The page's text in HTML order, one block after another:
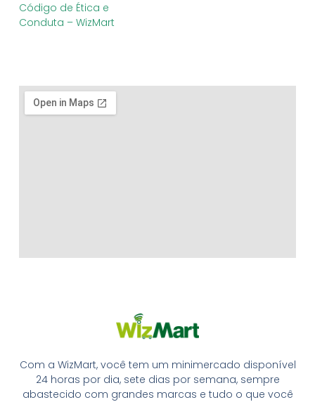
Com a WizMart, você tem um minimercado disponível
24 horas por dia, sete dias por semana, sempre
abastecido com grandes marcas e tudo o que você
Código de Ética e
Conduta – WizMart